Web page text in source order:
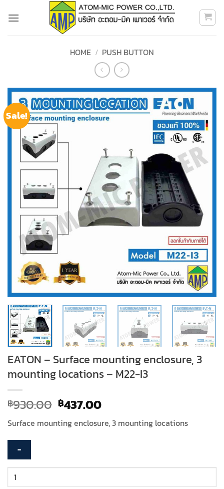
HOME / PUSH BUTTON
Sale!
EATON – Surface mounting enclosure, 3
mounting locations – M22-I3
฿930.00 Original
price
was:
฿437.00Current
price
is:
Surface mounting enclosure, 3 mounting locations
EATON